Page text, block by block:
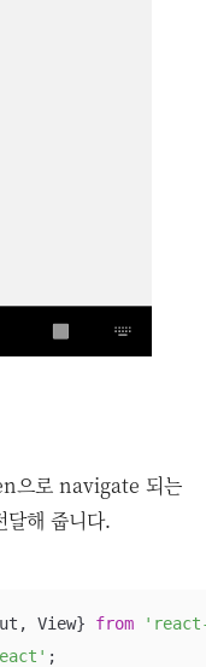
으로 navigate 되는
해 줍니다.
View} from